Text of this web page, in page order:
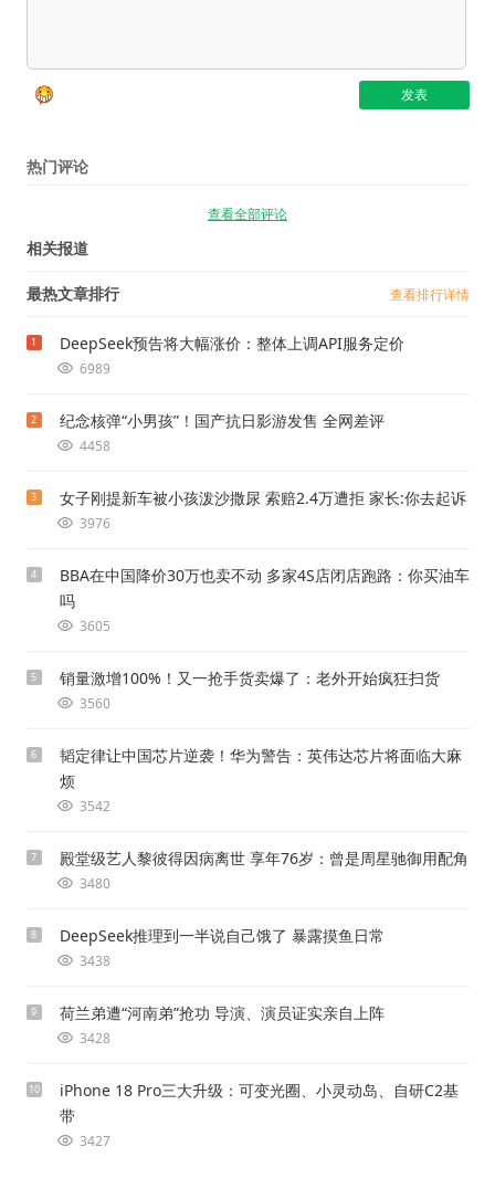
热门评论
查看全部评论
相关报道
最热文章排行 查看排行详情
1 DeepSeek预告将大幅涨价：整体上调API服务定价
6989
2 纪念核弹“小男孩”！国产抗日影游发售 全网差评
4458
3 女子刚提新车被小孩泼沙撒尿 索赔2.4万遭拒 家长:你去起诉
3976
4
BBA在中国降价30万也卖不动 多家4S店闭店跑路：你买油车
吗
3605
5 销量激增100%！又一抢手货卖爆了：老外开始疯狂扫货
3560
6
韬定律让中国芯片逆袭！华为警告：英伟达芯片将面临大麻
烦
3542
7 殿堂级艺人黎彼得因病离世 享年76岁：曾是周星驰御用配角
3480
8 DeepSeek推理到一半说自己饿了 暴露摸鱼日常
3438
9 荷兰弟遭“河南弟”抢功 导演、演员证实亲自上阵
3428
10
iPhone 18 Pro三大升级：可变光圈、小灵动岛、自研C2基
带
3427